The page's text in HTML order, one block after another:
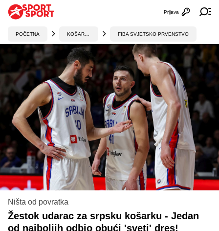
Otvori
Prijava
POČETNA FIBA SVJETSKO PRVENSTVO
Ništa od povratka
Žestok udarac za srpsku košarku - Jedan
od najboljih odbio obući 'sveti' dres!